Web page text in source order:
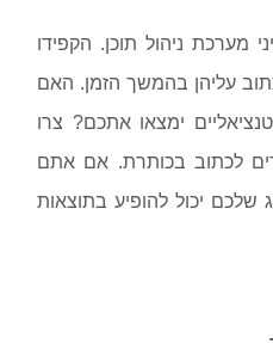
מערכת ניהול תוכן. הקפידו
עליהן בהמשך הזמן. האם
ימצאו אתכם? צרו
לכתוב בכותרת. אם אתם
יכול להופיע בתוצאות